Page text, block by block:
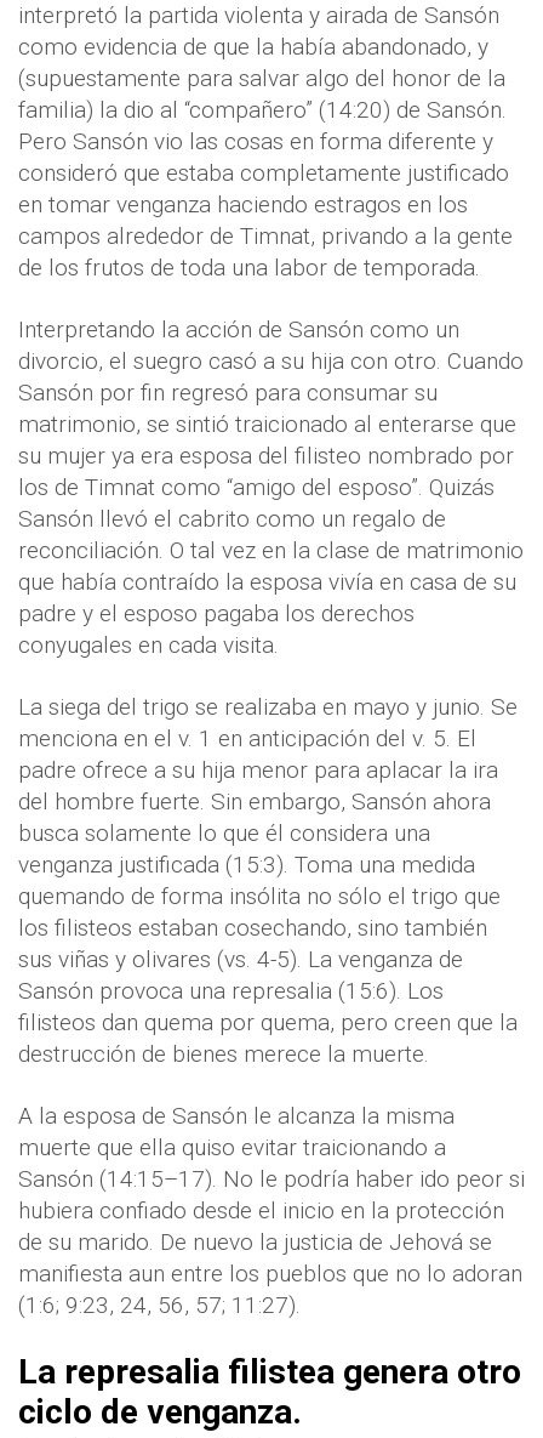
interpretó la partida violenta y airada de Sansón
como evidencia de que la había abandonado, y
(supuestamente para salvar algo del honor de la
familia) la dio al “compañero” (14:20) de Sansón.
Pero Sansón vio las cosas en forma diferente y
consideró que estaba completamente justificado
en tomar venganza haciendo estragos en los
campos alrededor de Timnat, privando a la gente
de los frutos de toda una labor de temporada.
Interpretando la acción de Sansón como un
divorcio, el suegro casó a su hija con otro. Cuando
Sansón por fin regresó para consumar su
matrimonio, se sintió traicionado al enterarse que
su mujer ya era esposa del filisteo nombrado por
los de Timnat como “amigo del esposo”. Quizás
Sansón llevó el cabrito como un regalo de
reconciliación. O tal vez en la clase de matrimonio
que había contraído la esposa vivía en casa de su
padre y el esposo pagaba los derechos
conyugales en cada visita.
La siega del trigo se realizaba en mayo y junio. Se
menciona en el v. 1 en anticipación del v. 5. El
padre ofrece a su hija menor para aplacar la ira
del hombre fuerte. Sin embargo, Sansón ahora
busca solamente lo que él considera una
venganza justificada (15:3). Toma una medida
quemando de forma insólita no sólo el trigo que
los filisteos estaban cosechando, sino también
sus viñas y olivares (vs. 4-5). La venganza de
Sansón provoca una represalia (15:6). Los
filisteos dan quema por quema, pero creen que la
destrucción de bienes merece la muerte.
A la esposa de Sansón le alcanza la misma
muerte que ella quiso evitar traicionando a
Sansón (14:15–17). No le podría haber ido peor si
hubiera confiado desde el inicio en la protección
de su marido. De nuevo la justicia de Jehová se
manifiesta aun entre los pueblos que no lo adoran
(1:6; 9:23, 24, 56, 57; 11:27).
La represalia filistea genera otro
ciclo de venganza.